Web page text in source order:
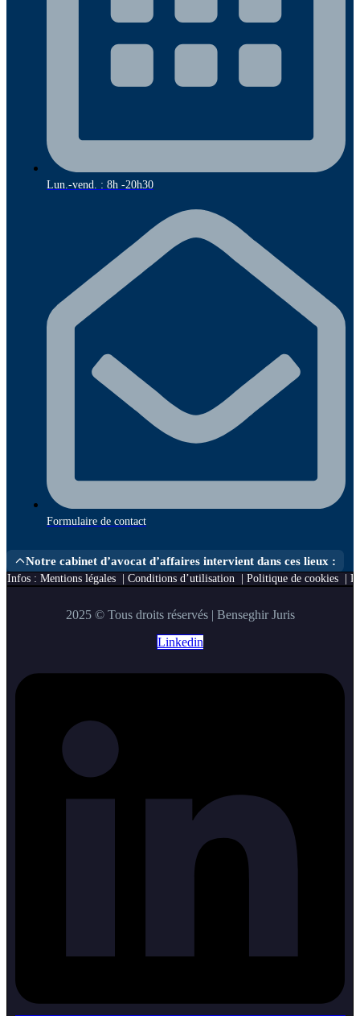
Lun.-vend. : 8h -20h30
Formulaire de contact
Notre cabinet d’avocat d’affaires intervient dans ces lieux :
Infos : Mentions légales Conditions d’utilisation Politique de cookies
2025 © Tous droits réservés | Benseghir Juris
Linkedin